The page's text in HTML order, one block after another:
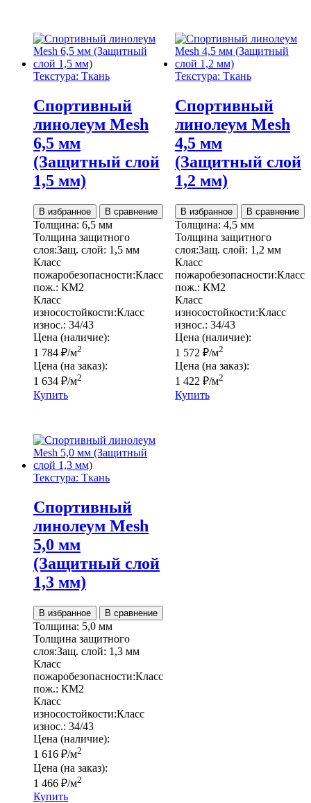
Текстура: Ткань
Спортивный
линолеум Mesh
6,5 мм
(Защитный слой
1,5 мм)
В избранное В сравнение
Толщина: 6,5 мм
Толщина защитного
слоя:Защ. слой: 1,5 мм
Класс
пожаробезопасности:Класс
пож.: КМ2
Класс
износостойкости:Класс
износ.: 34/43
Цена (наличие):
1 784 ₽/м2
Цена (на заказ):
1 634 ₽/м2
Купить
Текстура: Ткань
Спортивный
линолеум Mesh
4,5 мм
(Защитный слой
1,2 мм)
В избранное В сравнение
Толщина: 4,5 мм
Толщина защитного
слоя:Защ. слой: 1,2 мм
Класс
пожаробезопасности:Класс
пож.: КМ2
Класс
износостойкости:Класс
износ.: 34/43
Цена (наличие):
1 572 ₽/м2
Цена (на заказ):
1 422 ₽/м2
Купить
Текстура: Ткань
Спортивный
линолеум Mesh
5,0 мм
(Защитный слой
1,3 мм)
В избранное В сравнение
Толщина: 5,0 мм
Толщина защитного
слоя:Защ. слой: 1,3 мм
Класс
пожаробезопасности:Класс
пож.: КМ2
Класс
износостойкости:Класс
износ.: 34/43
Цена (наличие):
1 616 ₽/м2
Цена (на заказ):
1 466 ₽/м2
Купить